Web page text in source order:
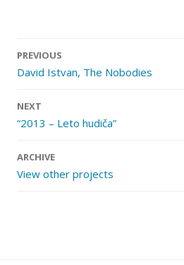
navigation
PREVIOUS
David Istvan, The Nobodies
NEXT
“2013 – Leto hudiča”
ARCHIVE
View other projects